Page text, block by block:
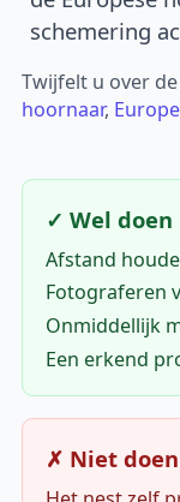
schemering
Twijfelt u over
hoornaar,
✓ Wel doen
Afstand
Fotograferen
Onmiddellijk
Een erkend
✗ Niet doen